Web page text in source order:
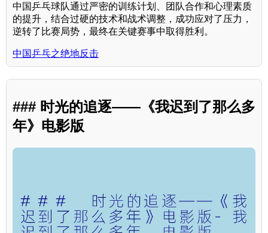
中国乒乓球队通过严密的训练计划、团队合作和心理素质
的提升，结合过硬的技术和战术调整，成功应对了压力，
逆转了比赛局势，最终在关键赛事中取得胜利。
中国乒乓之绝地反击
### 时光的追逐——《我迟到了那么多
年》电影版